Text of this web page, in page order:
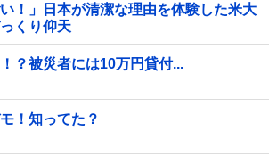
！」日本が清潔な理由を体験した米大
くり仰天
？被災者には10万円貸付...
！知ってた？